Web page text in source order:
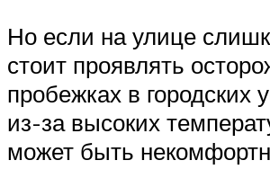
Но если на улице
стоит проявлять
пробежках в городских
из-за высоких
может быть